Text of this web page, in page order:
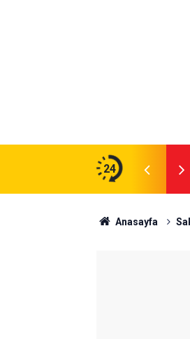
24
Anasayfa